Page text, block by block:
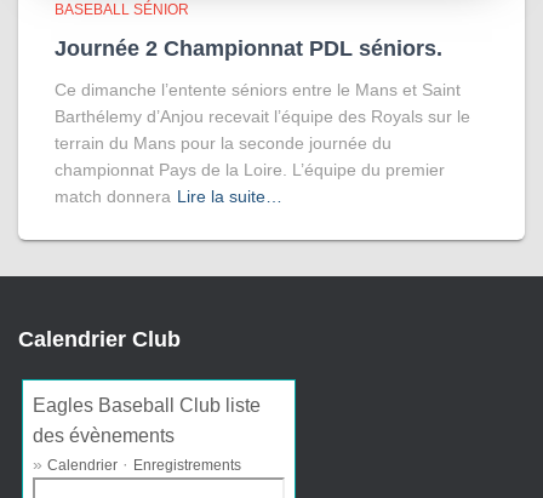
BASEBALL SÉNIOR
Journée 2 Championnat PDL séniors.
Ce dimanche l’entente séniors entre le Mans et Saint
Barthélemy d’Anjou recevait l’équipe des Royals sur le
terrain du Mans pour la seconde journée du
championnat Pays de la Loire. L’équipe du premier
match donnera Lire la suite…
Calendrier Club
Eagles Baseball Club liste
des évènements
» Calendrier · Enregistrements